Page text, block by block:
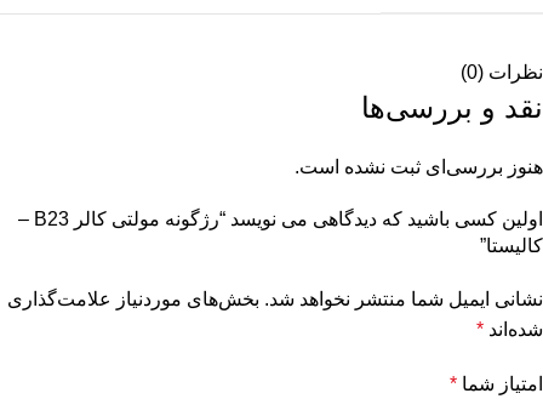
نظرات (0)
نقد و بررسی‌ها
هنوز بررسی‌ای ثبت نشده است.
اولین کسی باشید که دیدگاهی می نویسد “رژگونه مولتی کالر B23 –
کالیستا”
نشانی ایمیل شما منتشر نخواهد شد. بخش‌های موردنیاز علامت‌گذاری
شده‌اند *
امتیاز شما *